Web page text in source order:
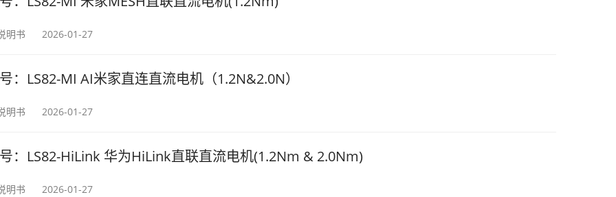
明书 2026-01-27
：LS82-MI AI米家直连直流电机（1.2N&2.0N）
明书 2026-01-27
：LS82-HiLink 华为HiLink直联直流电机(1.2Nm & 2.0Nm)
明书 2026-01-27